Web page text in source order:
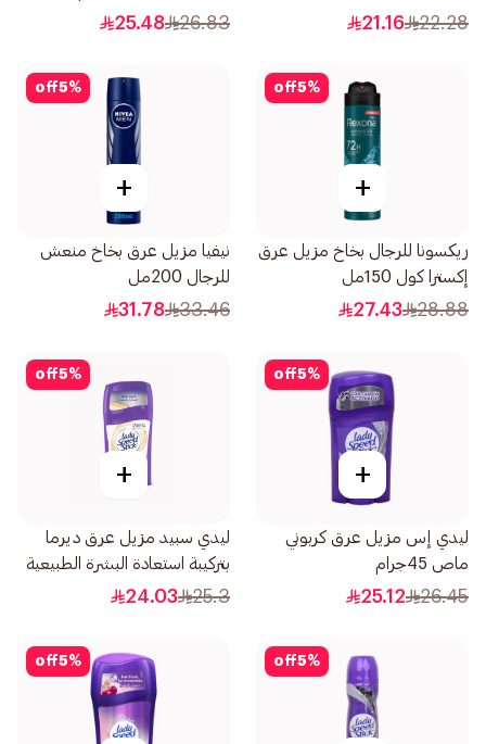
22.28
21.16
26.83
25.48
5%
off
+
ريكسونا للرجال بخاخ مزيل عرق
إكسترا كول 150مل
28.88
27.43
5%
off
+
نيفيا مزيل عرق بخاخ منعش
للرجال 200مل
33.46
31.78
5%
off
+
ليدي إس مزيل عرق كربوني
ماص 45جرام
26.45
25.12
5%
off
+
ليدي سبيد مزيل عرق ديرما
بتركيبة استعادة البشرة الطبيعية
E بفيتامين 45جرام
25.3
24.03
5%
off
5%
off